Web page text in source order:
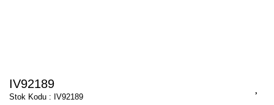
IV92189
Stok Kodu : IV92189